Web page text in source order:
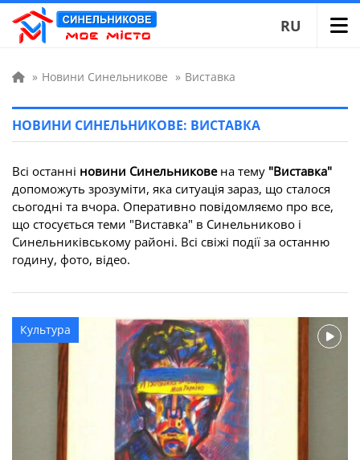
RU
» Новини Синельникове » Виставка
НОВИНИ СИНЕЛЬНИКОВЕ: ВИСТАВКА
Всі останні новини Синельниковена тему "Виставка"
допоможуть зрозуміти, яка ситуація зараз, що сталося
сьогодні та вчора. Оперативно повідомляємо про все,
що стосується теми "Виставка" в Синельниково і
Синельниківському районі. Всі свіжі події за останню
годину, фото, відео.
Культура